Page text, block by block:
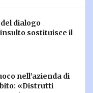
dialogo
sostituisce il
nell’azienda di
«Distrutti